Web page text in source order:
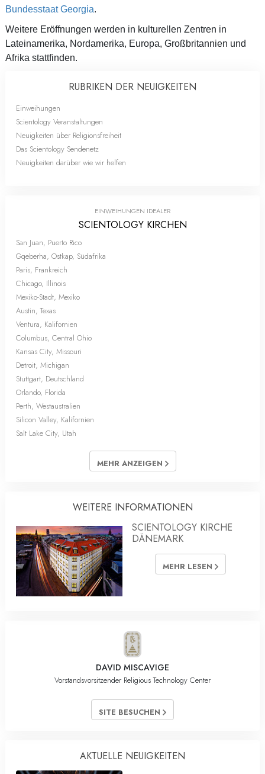
Bundesstaat Georgia.
Weitere Eröffnungen werden in kulturellen Zentren in
Lateinamerika, Nordamerika, Europa, Großbritannien und
Afrika stattfinden.
RUBRIKEN DER NEUIGKEITEN
Einweihungen
Scientology Veranstaltungen
Neuigkeiten über Religionsfreiheit
Das Scientology Sendenetz
Neuigkeiten darüber wie wir helfen
EINWEIHUNGEN IDEALER
SCIENTOLOGY KIRCHEN
San Juan, Puerto Rico
Gqeberha, Ostkap, Südafrika
Paris, Frankreich
Chicago, Illinois
Mexiko-Stadt, Mexiko
Austin, Texas
Ventura, Kalifornien
Columbus, Central Ohio
Kansas City, Missouri
Detroit, Michigan
Stuttgart, Deutschland
Orlando, Florida
Perth, Westaustralien
Silicon Valley, Kalifornien
Salt Lake City, Utah
MEHR ANZEIGEN
WEITERE INFORMATIONEN
SCIENTOLOGY KIRCHE
DÄNEMARK
MEHR LESEN
DAVID MISCAVIGE
Vorstandsvorsitzender Religious Technology Center
SITE BESUCHEN
AKTUELLE NEUIGKEITEN